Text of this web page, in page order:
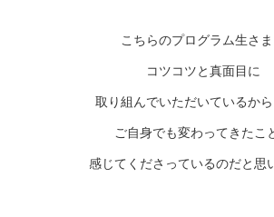
こちらのプログラム生さま
コツコツと真面目に
取り組んでいただいているから
ご自身でも変わってきたこ
感じてくださっているのだと思